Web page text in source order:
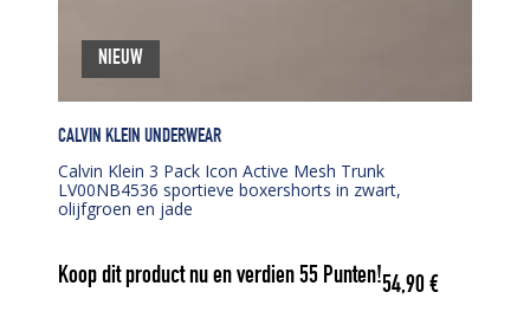
CALVIN KLEIN UNDERWEAR
Calvin Klein 3 Pack Icon Active Mesh Trunk
LV00NB4536 sportieve boxershorts in zwart,
olijfgroen en jade
Koop dit product nu en verdien55 Punten!54,90€
NIEUW